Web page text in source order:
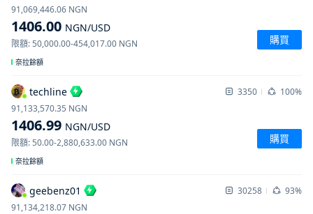
1406.00 NGN/USD
91,069,446.06 NGN
限額:50,000.00-454,017.00 NGN 購買
奈拉餘額
techline 3350 100%
1406.99 NGN/USD
91,133,570.35 NGN
限額:50.00-2,880,633.00 NGN 購買
奈拉餘額
geebenz01 30258 93%
91,134,218.07 NGN